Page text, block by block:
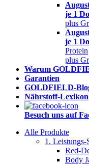
je 1
plus
je 1
Protein
plus
Warum
Garantien
GOLDFIELD-
Nährstoff-Lexikon
Besuch uns auf
Alle Produkte
1. Leistungs-
Red-
Body